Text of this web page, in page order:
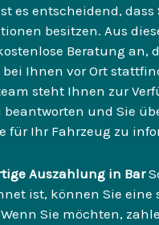
es entscheidend, dass
besitzen. Aus
Beratung an,
Ihnen vor Ort
steht Ihnen zur
und Sie
für Ihr Fahrzeug zu
Auszahlung in Bar
ist, können Sie eine
Sie möchten,